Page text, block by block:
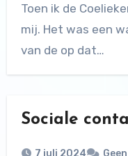
Toen ik de
mij. Het was een
van de op dat…
Sociale